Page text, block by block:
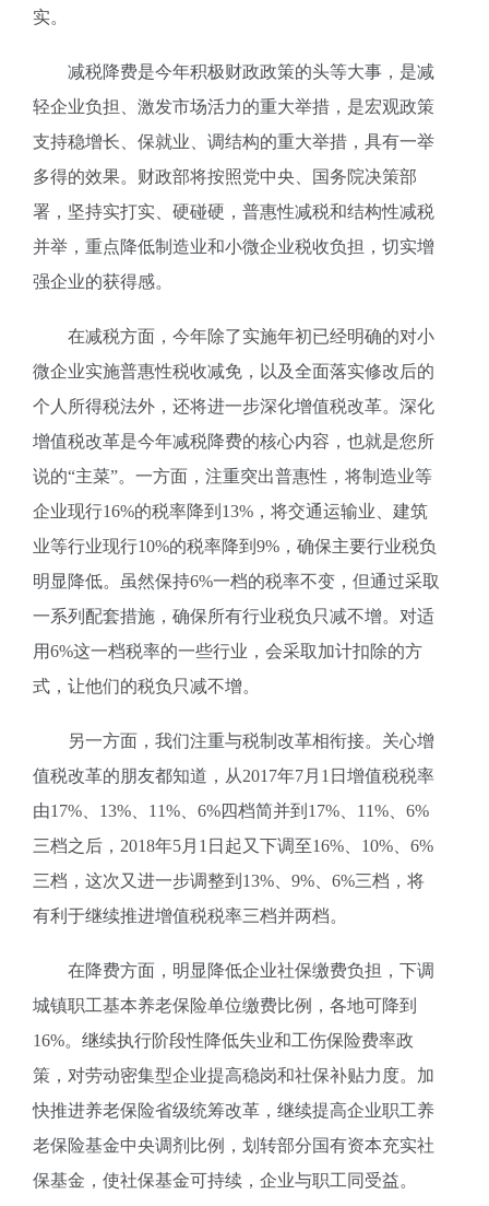
实。
减税降费是今年积极财政政策的头等大事，是减
轻企业负担、激发市场活力的重大举措，是宏观政策
支持稳增长、保就业、调结构的重大举措，具有一举
多得的效果。财政部将按照党中央、国务院决策部
署，坚持实打实、硬碰硬，普惠性减税和结构性减税
并举，重点降低制造业和小微企业税收负担，切实增
强企业的获得感。
在减税方面，今年除了实施年初已经明确的对小
微企业实施普惠性税收减免，以及全面落实修改后的
个人所得税法外，还将进一步深化增值税改革。深化
增值税改革是今年减税降费的核心内容，也就是您所
说的“主菜”。一方面，注重突出普惠性，将制造业等
企业现行16%的税率降到13%，将交通运输业、建筑
业等行业现行10%的税率降到9%，确保主要行业税负
明显降低。虽然保持6%一档的税率不变，但通过采取
一系列配套措施，确保所有行业税负只减不增。对适
用6%这一档税率的一些行业，会采取加计扣除的方
式，让他们的税负只减不增。
另一方面，我们注重与税制改革相衔接。关心增
值税改革的朋友都知道，从2017年7月1日增值税税率
由17%、13%、11%、6%四档简并到17%、11%、6%
三档之后，2018年5月1日起又下调至16%、10%、6%
三档，这次又进一步调整到13%、9%、6%三档，将
有利于继续推进增值税税率三档并两档。
在降费方面，明显降低企业社保缴费负担，下调
城镇职工基本养老保险单位缴费比例，各地可降到
16%。继续执行阶段性降低失业和工伤保险费率政
策，对劳动密集型企业提高稳岗和社保补贴力度。加
快推进养老保险省级统筹改革，继续提高企业职工养
老保险基金中央调剂比例，划转部分国有资本充实社
保基金，使社保基金可持续，企业与职工同受益。